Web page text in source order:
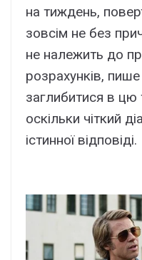
на тиждень,
зовсім не без
не належить до
розрахунків, пише
заглибитися в цю
оскільки чіткий
істинної відповіді.